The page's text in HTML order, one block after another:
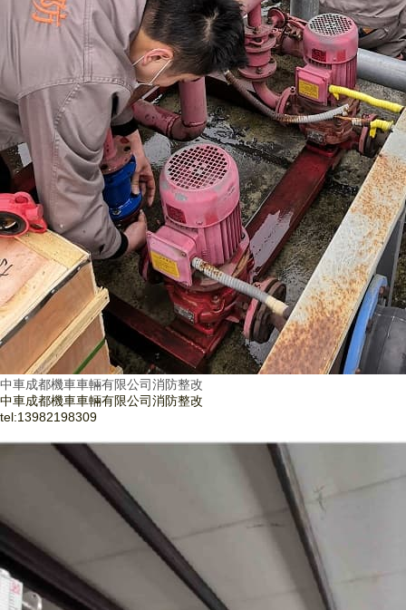
中車成都機車車輛有限公司消防整改
中車成都機車車輛有限公司消防整改
tel:13982198309